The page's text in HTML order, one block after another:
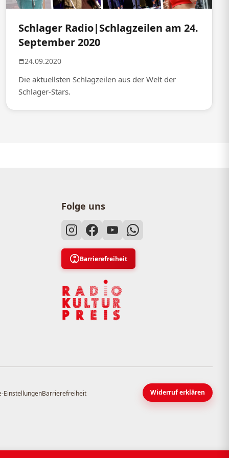
Schlager Radio|Schlagzeilen am 24.
September 2020
24.09.2020
Die aktuellsten Schlagzeilen aus der Welt der
Schlager-Stars.
Folge uns
Barrierefreiheit
EinstellungenBarrierefreiheit Widerruf erklären